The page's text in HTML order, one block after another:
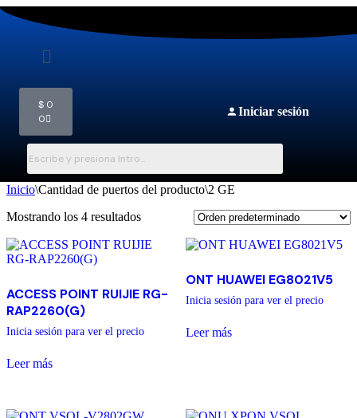
$ 0
0
Iniciar sesión
Inicio\Cantidad de puertos del producto\2 GE
Mostrando los 4 resultados
ACCESS POINT RUIJIE RG-
RAP2260(G)
Inicia sesión para ver el precio
Leer más
ONT HUAWEI EG8021V5
Inicia sesión para ver el precio
Leer más